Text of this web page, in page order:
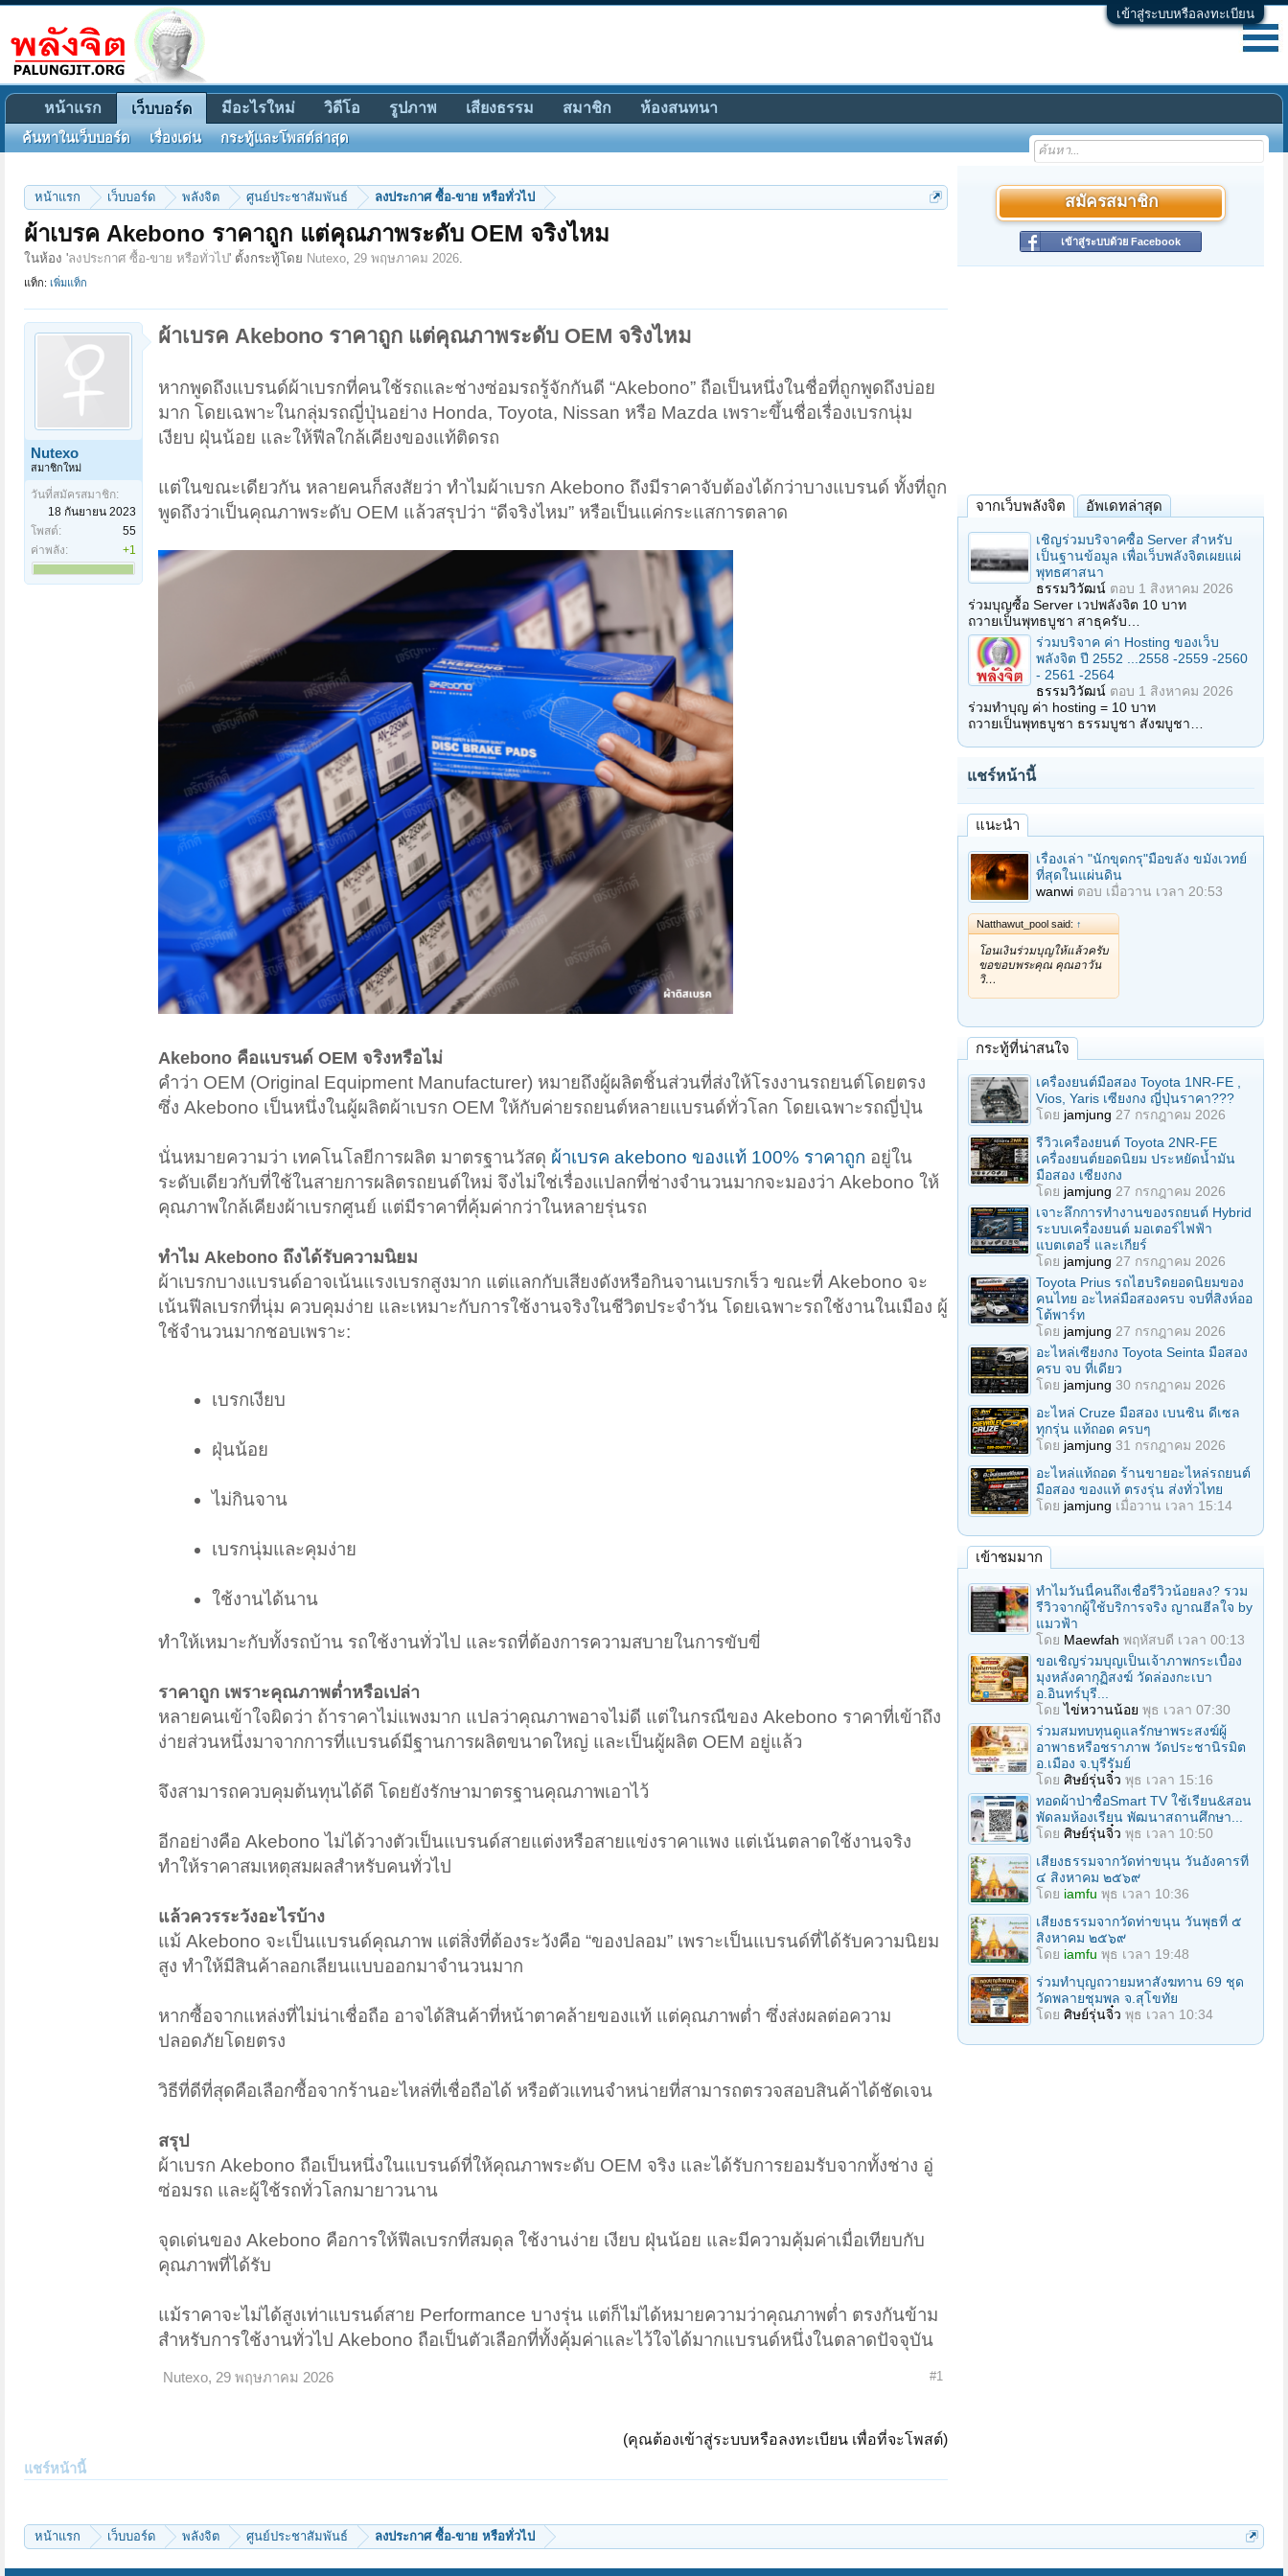
เข้าสู่ระบบหรือลงทะเบียน
หน้าแรก เว็บบอร์ด พลังจิต ศูนย์ประชาสัมพันธ์ ลงประกาศ ซื้อ-ขาย หรือทั่วไป
ผ้าเบรค Akebono ราคาถูก แต่คุณภาพระดับ OEM จริงไหม
ในห้อง 'ลงประกาศ ซื้อ-ขาย หรือทั่วไป' ตั้งกระทู้โดย Nutexo, 29 พฤษภาคม 2026.
แท็ก: เพิ่มแท็ก
Nutexo
สมาชิกใหม่
วันที่สมัครสมาชิก:
18 กันยายน 2023
โพสต์:
55
ค่าพลัง:
+1
ผ้าเบรค Akebono ราคาถูก แต่คุณภาพระดับ OEM จริงไหม
หากพูดถึงแบรนด์ผ้าเบรกที่คนใช้รถและช่างซ่อมรถรู้จักกันดี “Akebono” ถือเป็นหนึ่งในชื่อที่ถูกพูดถึงบ่อย
มาก โดยเฉพาะในกลุ่มรถญี่ปุ่นอย่าง Honda, Toyota, Nissan หรือ Mazda เพราะขึ้นชื่อเรื่องเบรกนุ่ม
เงียบ ฝุ่นน้อย และให้ฟีลใกล้เคียงของแท้ติดรถ
แต่ในขณะเดียวกัน หลายคนก็สงสัยว่า ทำไมผ้าเบรก Akebono ถึงมีราคาจับต้องได้กว่าบางแบรนด์ ทั้งที่ถูก
พูดถึงว่าเป็นคุณภาพระดับ OEM แล้วสรุปว่า “ดีจริงไหม” หรือเป็นแค่กระแสการตลาด
Akebono คือแบรนด์ OEM จริงหรือไม่
คำว่า OEM (Original Equipment Manufacturer) หมายถึงผู้ผลิตชิ้นส่วนที่ส่งให้โรงงานรถยนต์โดยตรง
ซึ่ง Akebono เป็นหนึ่งในผู้ผลิตผ้าเบรก OEM ให้กับค่ายรถยนต์หลายแบรนด์ทั่วโลก โดยเฉพาะรถญี่ปุ่น
นั่นหมายความว่า เทคโนโลยีการผลิต มาตรฐานวัสดุ ผ้าเบรค akebono ของแท้ 100% ราคาถูก อยู่ใน
ระดับเดียวกับที่ใช้ในสายการผลิตรถยนต์ใหม่ จึงไม่ใช่เรื่องแปลกที่ช่างจำนวนมากจะมองว่า Akebono ให้
คุณภาพใกล้เคียงผ้าเบรกศูนย์ แต่มีราคาที่คุ้มค่ากว่าในหลายรุ่นรถ
ทำไม Akebono ถึงได้รับความนิยม
ผ้าเบรกบางแบรนด์อาจเน้นแรงเบรกสูงมาก แต่แลกกับเสียงดังหรือกินจานเบรกเร็ว ขณะที่ Akebono จะ
เน้นฟีลเบรกที่นุ่ม ควบคุมง่าย และเหมาะกับการใช้งานจริงในชีวิตประจำวัน โดยเฉพาะรถใช้งานในเมือง ผู้
ใช้จำนวนมากชอบเพราะ:
เบรกเงียบ
ฝุ่นน้อย
ไม่กินจาน
เบรกนุ่มและคุมง่าย
ใช้งานได้นาน
ทำให้เหมาะกับทั้งรถบ้าน รถใช้งานทั่วไป และรถที่ต้องการความสบายในการขับขี่
ราคาถูก เพราะคุณภาพต่ำหรือเปล่า
หลายคนเข้าใจผิดว่า ถ้าราคาไม่แพงมาก แปลว่าคุณภาพอาจไม่ดี แต่ในกรณีของ Akebono ราคาที่เข้าถึง
ง่ายส่วนหนึ่งมาจากการที่แบรนด์มีฐานการผลิตขนาดใหญ่ และเป็นผู้ผลิต OEM อยู่แล้ว
จึงสามารถควบคุมต้นทุนได้ดี โดยยังรักษามาตรฐานคุณภาพเอาไว้
อีกอย่างคือ Akebono ไม่ได้วางตัวเป็นแบรนด์สายแต่งหรือสายแข่งราคาแพง แต่เน้นตลาดใช้งานจริง
ทำให้ราคาสมเหตุสมผลสำหรับคนทั่วไป
แล้วควรระวังอะไรบ้าง
แม้ Akebono จะเป็นแบรนด์คุณภาพ แต่สิ่งที่ต้องระวังคือ “ของปลอม” เพราะเป็นแบรนด์ที่ได้รับความนิยม
สูง ทำให้มีสินค้าลอกเลียนแบบออกมาจำนวนมาก
หากซื้อจากแหล่งที่ไม่น่าเชื่อถือ อาจได้สินค้าที่หน้าตาคล้ายของแท้ แต่คุณภาพต่ำ ซึ่งส่งผลต่อความ
ปลอดภัยโดยตรง
วิธีที่ดีที่สุดคือเลือกซื้อจากร้านอะไหล่ที่เชื่อถือได้ หรือตัวแทนจำหน่ายที่สามารถตรวจสอบสินค้าได้ชัดเจน
สรุป
ผ้าเบรก Akebono ถือเป็นหนึ่งในแบรนด์ที่ให้คุณภาพระดับ OEM จริง และได้รับการยอมรับจากทั้งช่าง อู่
ซ่อมรถ และผู้ใช้รถทั่วโลกมายาวนาน
จุดเด่นของ Akebono คือการให้ฟีลเบรกที่สมดุล ใช้งานง่าย เงียบ ฝุ่นน้อย และมีความคุ้มค่าเมื่อเทียบกับ
คุณภาพที่ได้รับ
แม้ราคาจะไม่ได้สูงเท่าแบรนด์สาย Performance บางรุ่น แต่ก็ไม่ได้หมายความว่าคุณภาพต่ำ ตรงกันข้าม
สำหรับการใช้งานทั่วไป Akebono ถือเป็นตัวเลือกที่ทั้งคุ้มค่าและไว้ใจได้มากแบรนด์หนึ่งในตลาดปัจจุบัน
Nutexo, 29 พฤษภาคม 2026 #1
(คุณต้องเข้าสู่ระบบหรือลงทะเบียน เพื่อที่จะโพสต์)
แชร์หน้านี้
สมัครสมาชิก
เข้าสู่ระบบด้วย Facebook
จากเว็บพลังจิต อัพเดทล่าสุด
เชิญร่วมบริจาคซื้อ Server สำหรับ
เป็นฐานข้อมูล เพื่อเว็บพลังจิตเผยแผ่
พุทธศาสนา
ธรรมวิวัฒน์ ตอบ 1 สิงหาคม 2026
ร่วมบุญซื้อ Server เวปพลังจิต 10 บาท
ถวายเป็นพุทธบูชา สาธุครับ…
ร่วมบริจาค ค่า Hosting ของเว็บ
พลังจิต ปี 2552 ...2558 -2559 -2560
- 2561 -2564
ธรรมวิวัฒน์ ตอบ 1 สิงหาคม 2026
ร่วมทำบุญ ค่า hosting = 10 บาท
ถวายเป็นพุทธบูชา ธรรมบูชา สังฆบูชา…
แชร์หน้านี้
แนะนำ
เรื่องเล่า "นักขุดกรุ"มือขลัง ขมังเวทย์
ที่สุดในแผ่นดิน
wanwi ตอบ เมื่อวาน เวลา 20:53
Natthawut_pool said: ↑
โอนเงินร่วมบุญให้แล้วครับ
ขอขอบพระคุณ คุณอาวัน
วิ…
กระทู้ที่น่าสนใจ
เครื่องยนต์มือสอง Toyota 1NR-FE ,
Vios, Yaris เซียงกง ญี่ปุ่นราคา???
โดย jamjung 27 กรกฎาคม 2026
รีวิวเครื่องยนต์ Toyota 2NR-FE
เครื่องยนต์ยอดนิยม ประหยัดน้ำมัน
มือสอง เซียงกง
โดย jamjung 27 กรกฎาคม 2026
เจาะลึกการทำงานของรถยนต์ Hybrid
ระบบเครื่องยนต์ มอเตอร์ไฟฟ้า
แบตเตอรี่ และเกียร์
โดย jamjung 27 กรกฎาคม 2026
Toyota Prius รถไฮบริดยอดนิยมของ
คนไทย อะไหล่มือสองครบ จบที่สิงห์ออ
โต้พาร์ท
โดย jamjung 27 กรกฎาคม 2026
อะไหล่เซียงกง Toyota Seinta มือสอง
ครบ จบ ที่เดียว
โดย jamjung 30 กรกฎาคม 2026
อะไหล่ Cruze มือสอง เบนซิน ดีเซล
ทุกรุ่น แท้ถอด ครบๆ
โดย jamjung 31 กรกฎาคม 2026
อะไหล่แท้ถอด ร้านขายอะไหล่รถยนต์
มือสอง ของแท้ ตรงรุ่น ส่งทั่วไทย
โดย jamjung เมื่อวาน เวลา 15:14
เข้าชมมาก
ทำไมวันนี้คนถึงเชื่อรีวิวน้อยลง? รวม
รีวิวจากผู้ใช้บริการจริง ญาณฮีลใจ by
แมวฟ้า
โดย Maewfah พฤหัสบดี เวลา 00:13
ขอเชิญร่วมบุญเป็นเจ้าภาพกระเบื้อง
มุงหลังคากุฏิสงฆ์ วัดล่องกะเบา
อ.อินทร์บุรี...
โดยไข่หวานน้อย พุธ เวลา 07:30
ร่วมสมทบทุนดูแลรักษาพระสงฆ์ผู้
อาพาธหรือชราภาพ วัดประชานิรมิต
อ.เมือง จ.บุรีรัมย์
โดย ศิษย์รุ่นจิ๋ว พุธ เวลา 15:16
ทอดผ้าป่าซื้อSmart TV ใช้เรียน&สอน
พัดลมห้องเรียน พัฒนาสถานศึกษา...
โดย ศิษย์รุ่นจิ๋ว พุธ เวลา 10:50
เสียงธรรมจากวัดท่าขนุน วันอังคารที่
๔ สิงหาคม ๒๕๖๙
โดย iamfu พุธ เวลา 10:36
เสียงธรรมจากวัดท่าขนุน วันพุธที่ ๕
สิงหาคม ๒๕๖๙
โดย iamfu พุธ เวลา 19:48
ร่วมทําบุญถวายมหาสังฆทาน 69 ชุด
วัดพลายชุมพล จ.สุโขทัย
โดย ศิษย์รุ่นจิ๋ว พุธ เวลา 10:34
หน้าแรก เว็บบอร์ด พลังจิต ศูนย์ประชาสัมพันธ์ ลงประกาศ ซื้อ-ขาย หรือทั่วไป
หน้าแรก เว็บบอร์ด
ค้นหาในเว็บบอร์ด เรื่องเด่น กระทู้และโพสต์ล่าสุด
มีอะไรใหม่ วิดีโอ รูปภาพ เสียงธรรม สมาชิก ห้องสนทนา